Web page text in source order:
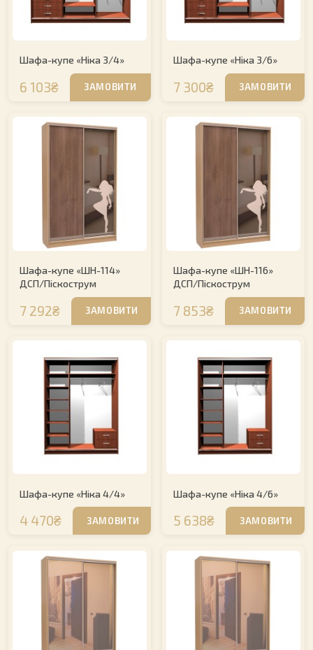
Шафа-купе «Ніка 3/4»
6 103₴ ЗАМОВИТИ
Шафа-купе «Ніка 3/6»
7 300₴ ЗАМОВИТИ
Шафа-купе «ШН-114»
ДСП/Піскострум
7 292₴ ЗАМОВИТИ
Шафа-купе «ШН-116»
ДСП/Піскострум
7 853₴ ЗАМОВИТИ
Шафа-купе «Ніка 4/4»
4 470₴ ЗАМОВИТИ
Шафа-купе «Ніка 4/6»
5 638₴ ЗАМОВИТИ